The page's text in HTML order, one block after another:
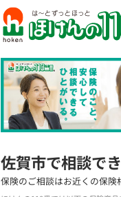
佐賀市で相談で
保険のご相談はお近くの保険